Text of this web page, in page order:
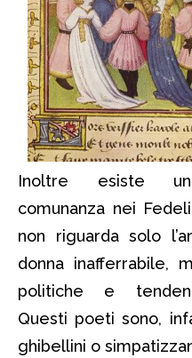
Inoltre esiste
comunanza nei
non riguarda solo
donna inafferrabile,
politiche e
Questi poeti sono,
ghibellini o